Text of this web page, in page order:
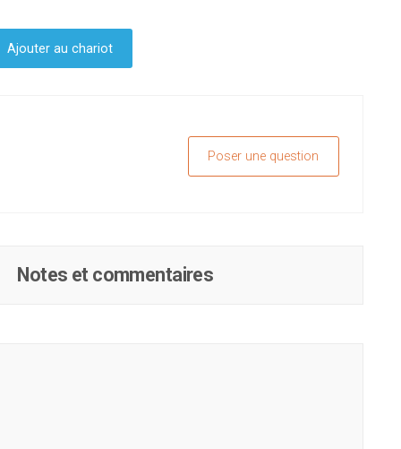
Ajouter au chariot
Poser une question
Notes et commentaires